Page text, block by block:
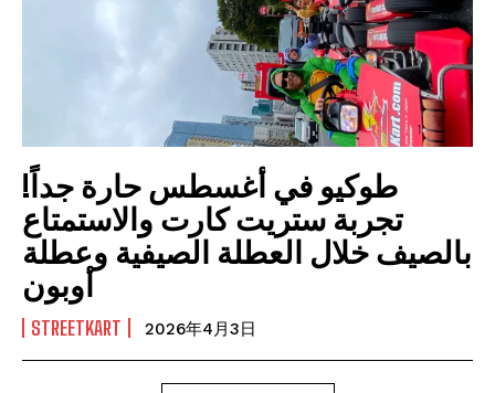
طوكيو في أغسطس حارة جداً!
تجربة ستريت كارت والاستمتاع
بالصيف خلال العطلة الصيفية وعطلة
أوبون
STREETKART 2026年4月3日